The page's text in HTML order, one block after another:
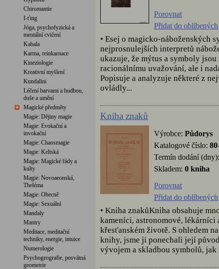
Chiromantie
I-ťing
Jóga, psychofyzická a
mentální cvičení
Kabala
Karma, reinkarnace
Kineziologie
Kreativní myšlení
Kundalini
Léčení barvami a hudbou,
duše a umění
Magické předměty
Magie: Dějiny magie
Magie: Evokační a
invokační
Magie: Chaosmagie
Magie: Keltská
Magie: Magické řády a
kulty
Magie: Novoaeonská,
Theléma
Magie: Obecně
Magie: Sexuální
Mandaly
Mantry
Meditace, meditační
techniky, energie, intuice
Numerologie
Psychogeografie, posvátná
geometrie
Porovnat
Přidat do oblíbených
• Esej o magicko-náboženských
nejprosnulejších interpretů
ukazuje, že mýtus a symboly
racionálnímu uvažování, ale i
Popisuje a analyzuje některé z
ovládly...
Kniha znaků
Výrobce: Půdorys
Katalogové číslo:
Termín dodání (dny):
Skladem: 0 kniha
Porovnat
Přidat do oblíbených
• Kniha znakůKniha obsahuje
kameníci, astronomové,
křesťanském životě. S ohledem
knihy, jsme ji ponechali její
vývojem a skladbou symbolů, jak